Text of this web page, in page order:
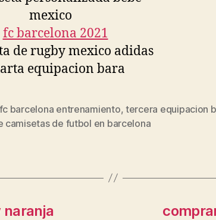
barcelona entrenamiento,tercera equipacion
camisetas de futbol en barcelona
naranja